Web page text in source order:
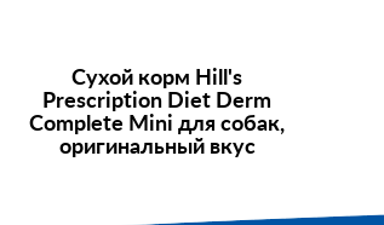
Сухой корм Hill's
Prescription Diet Derm
Complete Mini для собак,
оригинальный вкус